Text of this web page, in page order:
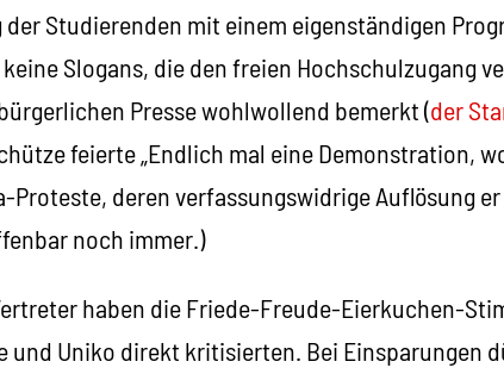
Studierenden mit einem eigenständigen
Slogans, die den freien Hochschulzugang
Presse wohlwollend bemerkt (der
feierte „ Endlich mal eine Demonstration,
Proteste, deren verfassungswidrige Auflösung
noch immer.)
haben die Friede-Freude-Eierkuchen-
und Uniko direkt kritisierten. Bei Einsparungen